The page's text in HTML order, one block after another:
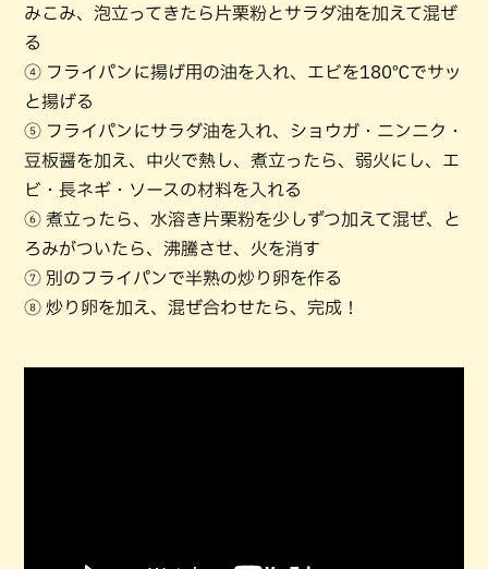
みこみ、泡立ってきたら片栗粉とサラダ油を加えて混ぜ
る
④ フライパンに揚げ用の油を入れ、エビを180℃でサッ
と揚げる
⑤ フライパンにサラダ油を入れ、ショウガ・ニンニク・
豆板醤を加え、中火で熱し、煮立ったら、弱火にし、エ
ビ・長ネギ・ソースの材料を入れる
⑥ 煮立ったら、水溶き片栗粉を少しずつ加えて混ぜ、と
ろみがついたら、沸騰させ、火を消す
⑦ 別のフライパンで半熟の炒り卵を作る
⑧ 炒り卵を加え、混ぜ合わせたら、完成！